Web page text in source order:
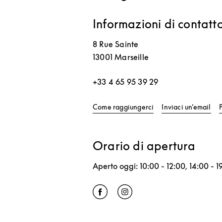
Informazioni di
8 Rue Sainte
13001 Marseille
+33 4 65 95 39 29
Come raggiungerci Link Opens in New
Inviaci un’email
Orario di apertura
Aperto oggi: 10:00 - 12:00, 14:00 -
Click to open Facebook
Link Opens in New Tab
Click to open Instagram
Link Opens in New Tab